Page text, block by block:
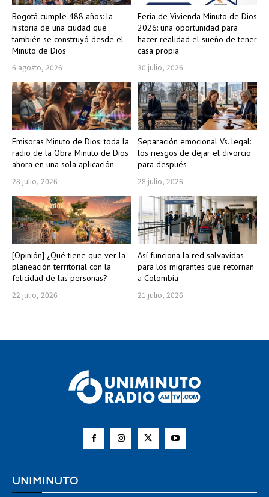
Bogotá cumple 488 años: la
historia de una ciudad que
también se construyó desde el
Minuto de Dios
6 agosto, 2026
Feria de Vivienda Minuto de Dios
2026: una oportunidad para
hacer realidad el sueño de tener
casa propia
30 julio, 2026
Emisoras Minuto de Dios: toda la
radio de la Obra Minuto de Dios
ahora en una sola aplicación
28 julio, 2026
Separación emocional Vs. legal:
los riesgos de dejar el divorcio
para después
28 julio, 2026
[Opinión] ¿Qué tiene que ver la
planeación territorial con la
felicidad de las personas?
22 julio, 2026
Así funciona la red salvavidas
para los migrantes que retornan
a Colombia
21 julio, 2026
UNIMINUTO